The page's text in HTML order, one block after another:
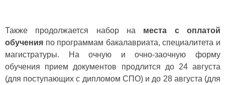
Также продолжается набор на места с оплатой
обучения по программам бакалавриата, специалитета и
магистратуры. На очную и очно-заочную форму
обучения прием документов продлится до 24 августа
(для поступающих с дипломом СПО) и до 28 августа (для